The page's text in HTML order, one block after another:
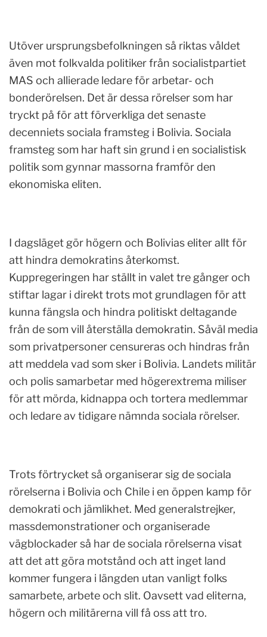
Utöver ursprungsbefolkningen så riktas våldet
även mot folkvalda politiker från socialistpartiet
MAS och allierade ledare för arbetar- och
bonderörelsen. Det är dessa rörelser som har
tryckt på för att förverkliga det senaste
decenniets sociala framsteg i Bolivia. Sociala
framsteg som har haft sin grund i en socialistisk
politik som gynnar massorna framför den
ekonomiska eliten.
I dagsläget gör högern och Bolivias eliter allt för
att hindra demokratins återkomst.
Kuppregeringen har ställt in valet tre gånger och
stiftar lagar i direkt trots mot grundlagen för att
kunna fängsla och hindra politiskt deltagande
från de som vill återställa demokratin. Såväl media
som privatpersoner censureras och hindras från
att meddela vad som sker i Bolivia. Landets militär
och polis samarbetar med högerextrema miliser
för att mörda, kidnappa och tortera medlemmar
och ledare av tidigare nämnda sociala rörelser.
Trots förtrycket så organiserar sig de sociala
rörelserna i Bolivia och Chile i en öppen kamp för
demokrati och jämlikhet. Med generalstrejker,
massdemonstrationer och organiserade
vägblockader så har de sociala rörelserna visat
att det att göra motstånd och att inget land
kommer fungera i längden utan vanligt folks
samarbete, arbete och slit. Oavsett vad eliterna,
högern och militärerna vill få oss att tro.